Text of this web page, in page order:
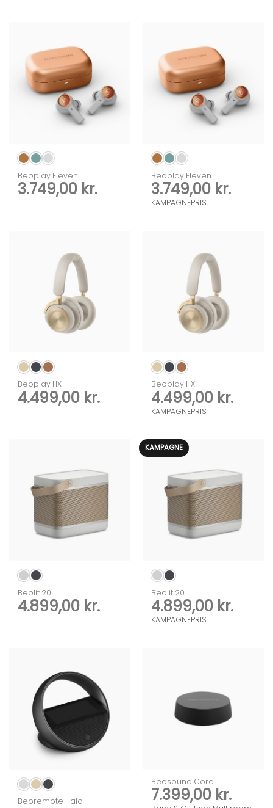
Beoplay Eleven
3.749,00 kr.
Beoplay Eleven
3.749,00 kr.
KAMPAGNEPRIS
Beoplay HX
4.499,00 kr.
Beoplay HX
4.499,00 kr.
KAMPAGNEPRIS
Beolit 20
4.899,00 kr.
KAMPAGNE
Beolit 20
4.899,00 kr.
KAMPAGNEPRIS
Beoremote Halo
Beosound Core
7.399,00 kr.